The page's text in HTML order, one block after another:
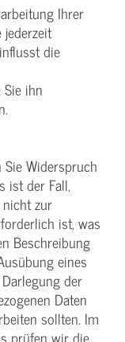
Ihrer
die
ihn
Widerspruch
ist der Fall,
zur
ist, was
Beschreibung
eines
der
Daten
sollten. Im